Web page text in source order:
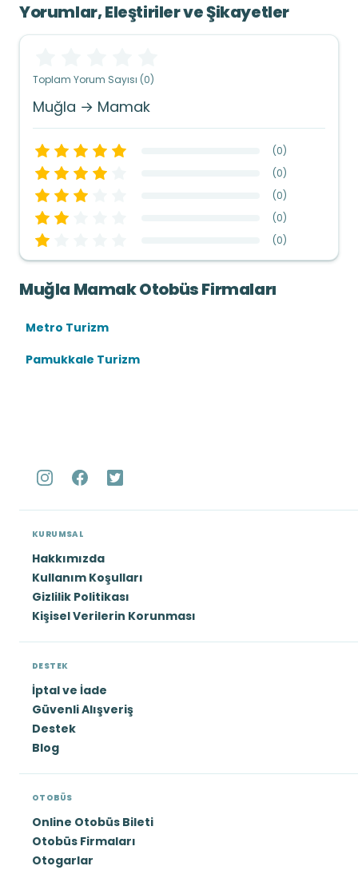
Yorumlar, Eleştiriler ve Şikayetler
Toplam Yorum Sayısı (0)
Muğla → Mamak
(0)
(0)
(0)
(0)
(0)
Muğla Mamak Otobüs Firmaları
Metro Turizm
Pamukkale Turizm
KURUMSAL
Hakkımızda
Kullanım Koşulları
Gizlilik Politikası
Kişisel Verilerin Korunması
DESTEK
İptal ve İade
Güvenli Alışveriş
Destek
Blog
OTOBÜS
Online Otobüs Bileti
Otobüs Firmaları
Otogarlar